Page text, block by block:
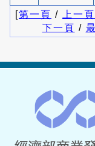
[第一頁 / 上一頁
下一頁 /